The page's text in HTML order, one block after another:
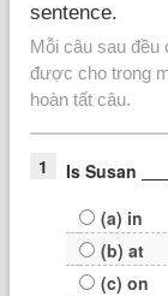
sentence.
Mỗi câu sau
được cho trong
hoàn tất câu.
1 Is Susan
(a) in
(b) at
(c) on